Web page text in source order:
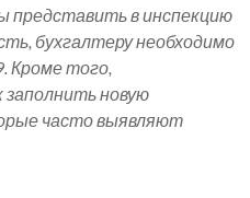
представить в инспекцию
бухгалтеру необходимо
Кроме того,
заполнить новую
часто выявляют